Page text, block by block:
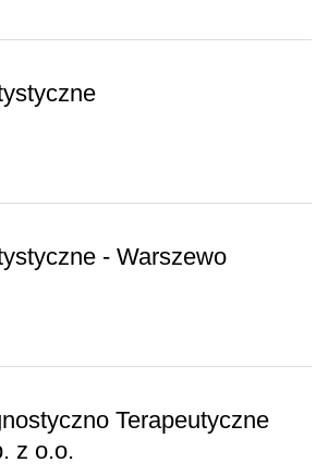
- Warszewo
Terapeutyczne
z o.o.